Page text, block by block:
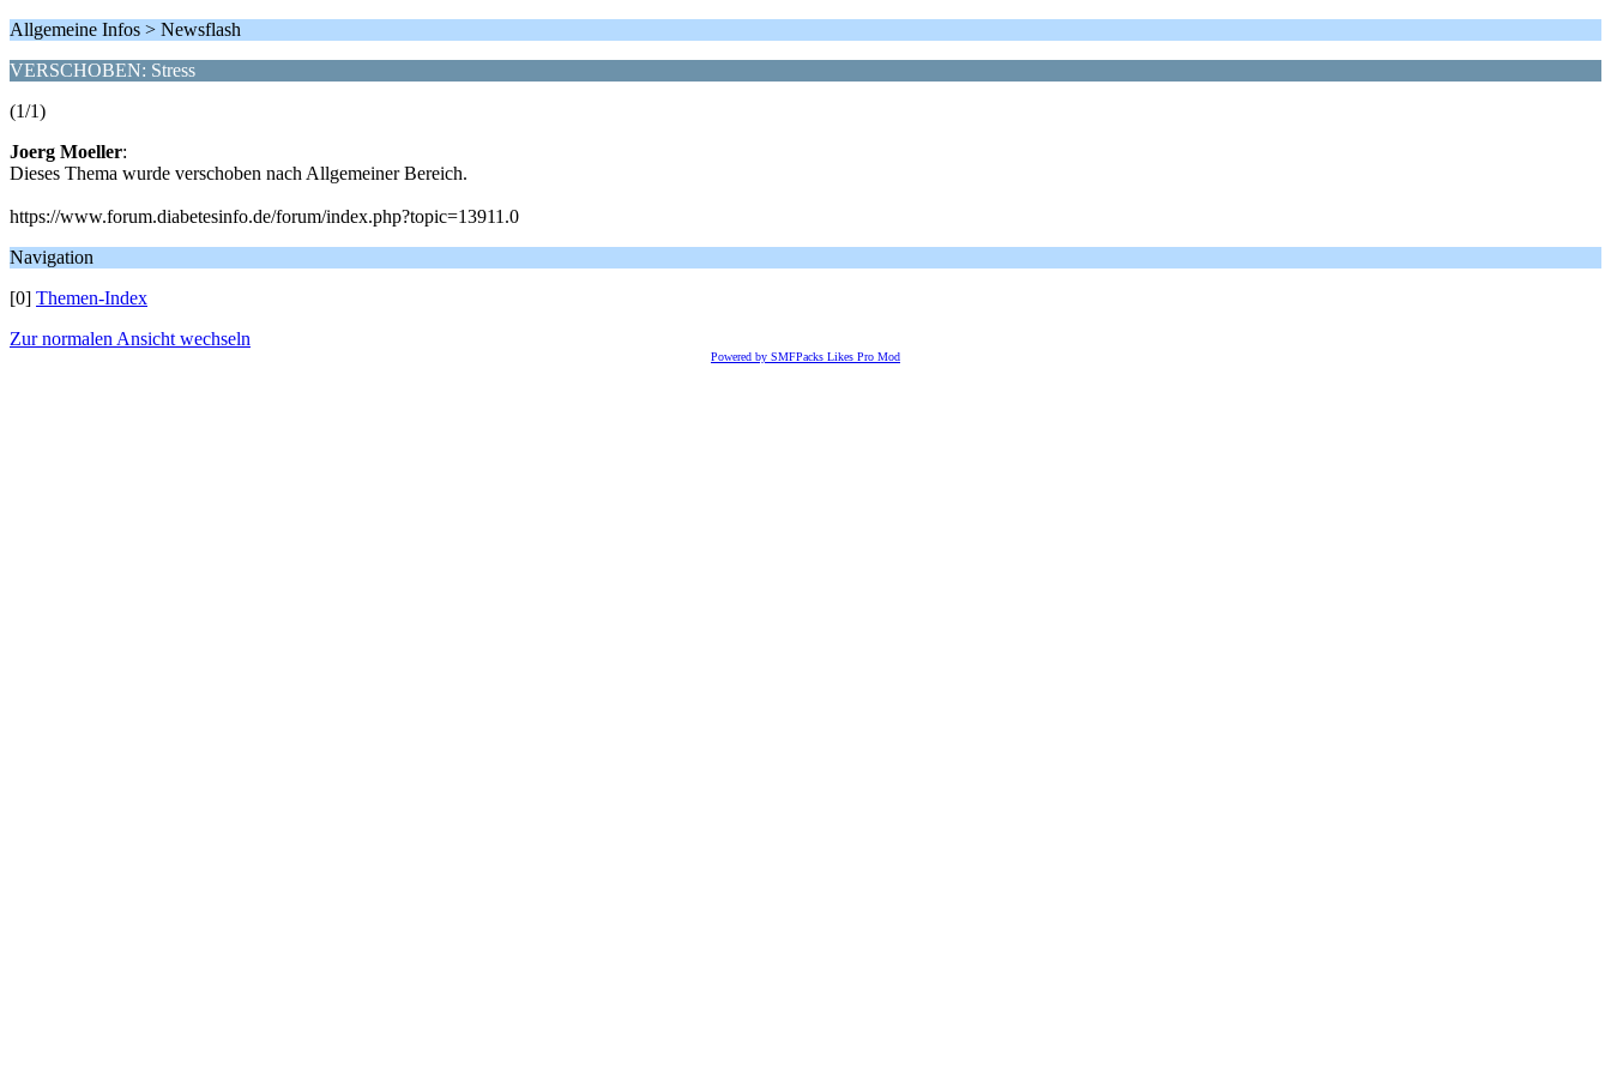
Allgemeine Infos > Newsflash
VERSCHOBEN: Stress
(1/1)
Joerg Moeller:
Dieses Thema wurde verschoben nach Allgemeiner Bereich.
https://www.forum.diabetesinfo.de/forum/index.php?topic=13911.0
Navigation
[0] Themen-Index
Zur normalen Ansicht wechseln
Powered by SMFPacks Likes Pro Mod